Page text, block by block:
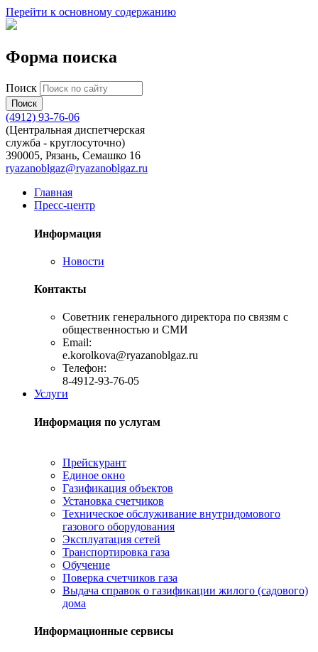
Перейти к основному содержанию
Форма поиска
Поиск
(4912) 93-76-06
(Центральная диспетчерская
служба - круглосуточно)
390005, Рязань, Семашко 16
ryazanoblgaz@ryazanoblgaz.ru
Главная
Пресс-центр
Информация
Новости
Контакты
Советник генерального директора по связям с
общественностью и СМИ
Email:
e.korolkova@ryazanoblgaz.ru
Телефон:
8-4912-93-76-05
Услуги
Информация по услугам
Прейскурант
Единое окно
Газификация объектов
Установка счетчиков
Техническое обслуживание внутридомового
газового оборудования
Эксплуатация сетей
Транспортировка газа
Обучение
Поверка счетчиков газа
Выдача справок о газификации жилого (садового)
дома
Информационные сервисы